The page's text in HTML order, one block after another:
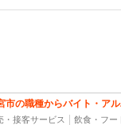
市の職種からバイト・ア
・接客サービス 飲食・フー